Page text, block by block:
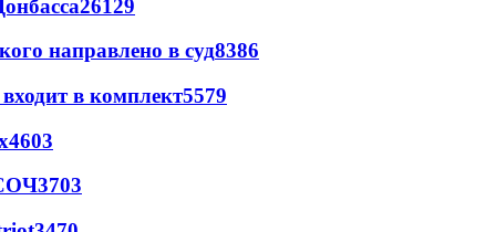
26129
направлено в суд8386
в комплект5579
4603
3703